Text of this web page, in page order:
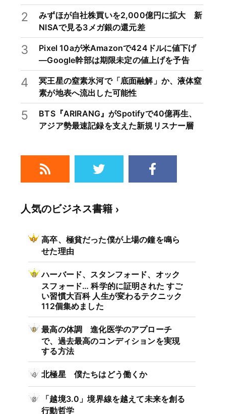
2
みずほが自社株買いを2,000億円に拡大 新
NISAで見る3メガ銀の還元差
3
Pixel 10aが米Amazonで424ドルに値下げ
―Google幹部は期限未定の値上げを予告
4
冥王星の窒素氷河で「底面融解」か、液体窒
素が地表へ流出した可能性
5
BTS『ARIRANG』がSpotifyで40億再生、
アジア勢最速記録を支えた新規リスナー層
人気のビジネス書籍
高卒、極貧だった僕が上場の鐘を鳴ら
せた理由
ハーバード、スタンフォード、オック
スフォード… 科学的に証明された すご
い習慣大百科 人生が変わるテクニック
112個集めました
最高の体調 進化医学のアプローチ
で、過去最高のコンディションを実現
する方法
北極星 僕たちはどう働くか
「越境3.0」境界線を越えて未来を創る
行動哲学